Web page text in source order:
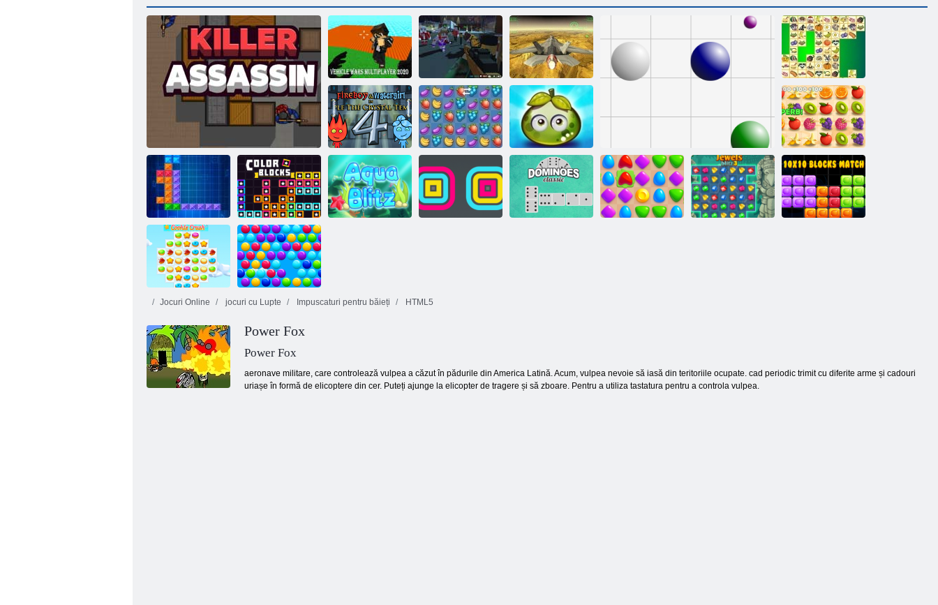
Asasin ucigaș
Vehicul Wars
Multiplayer
2020
Gungame 24
pixeli
Combaterea
fractală x
Kris Mahjong
Foc si Apa 4 Fruta Crush
Aventura fructe
de padure
suculente
Dash suculent
Tentrix
Blocuri de
culoare
Cookie Crush 3 Bule inteligente
Jocuri Online jocuri cu Lupte Impuscaturi pentru băieți HTML5
Power Fox
Power Fox
aeronave militare, care controlează vulpea a căzut în pădurile din America Latină. Acum, vulpea nevoie să iasă din teritoriile ocupate. cad periodic trimit cu diferite arme și cadouri
uriașe în formă de elicoptere din cer. Puteți ajunge la elicopter de tragere și să zboare. Pentru a utiliza tastatura pentru a controla vulpea.